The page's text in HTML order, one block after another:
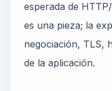
esperada de
es una pieza; la
negociación, TLS,
de la aplicación.